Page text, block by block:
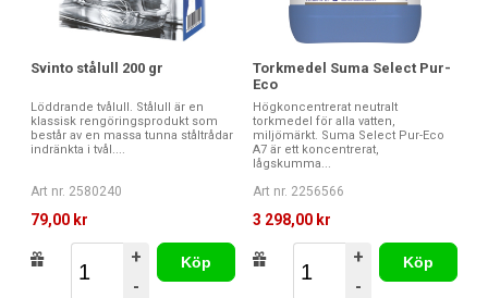
Svinto stålull 200 gr
Löddrande tvålull. Stålull är en
klassisk rengöringsprodukt som
består av en massa tunna ståltrådar
indränkta i tvål....
Art nr. 2580240
79,00 kr
+
-
Köp
Torkmedel Suma Select Pur-
Eco
Högkoncentrerat neutralt
torkmedel för alla vatten,
miljömärkt. Suma Select Pur-Eco
A7 är ett koncentrerat,
lågskumma...
Art nr. 2256566
3 298,00 kr
+
-
Köp